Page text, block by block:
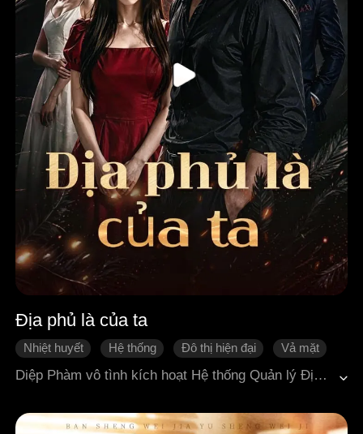
Địa phủ là của ta
Nhiệt huyết Hệ thống Đô thị hiện đại
Vả mặt
Hồi hộp rùng rợn
Diệp Phàm vô tình kích hoạt Hệ thống Quản lý Địa phủ và trở thành người quản lý mới của âm giới. Nhờ những năng lực đặc biệt mà hệ thống ban cho, anh lần lượt thu phục các trợ thủ như quỷ chết đói, linh hồn Iron Man và nhiều hồn ma khác. Thông qua các buổi phát sóng trực tiếp, Diệp Phàm giúp oan hồn Ninh Tử Du đòi lại công bằng, đồng thời từng bước đối đầu với các thế lực đen tối do Tôn Hạo cầm đầu. Trong quá trình bảo vệ bạn bè và những người xung quanh, Diệp Phàm không ngừng trưởng thành, vượt qua hết cuộc khủng hoảng này đến nguy hiểm khác. Từ một thanh niên mất ý chí, anh dần lột xác trở thành một người có trách nhiệm, dũng cảm gánh vác sứ mệnh bảo vệ công lý giữa hai cõi âm dương.